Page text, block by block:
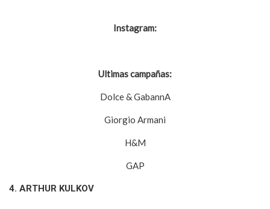
Instagram:
Ultimas campañas:
Dolce & GabannA
Giorgio Armani
H&M
GAP
4. ARTHUR KULKOV